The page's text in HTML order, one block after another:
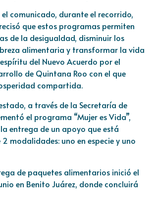
comunicado, durante el recorrido,
que estos programas permiten
de la desigualdad, disminuir los
alimentaria y transformar la vida
del Nuevo Acuerdo por el
de Quintana Roo con el que
compartida.
a través de la Secretaría de
el programa “Mujer es Vida”,
entrega de un apoyo que está
modalidades: uno en especie y uno
de paquetes alimentarios inició el
en Benito Juárez, donde concluirá